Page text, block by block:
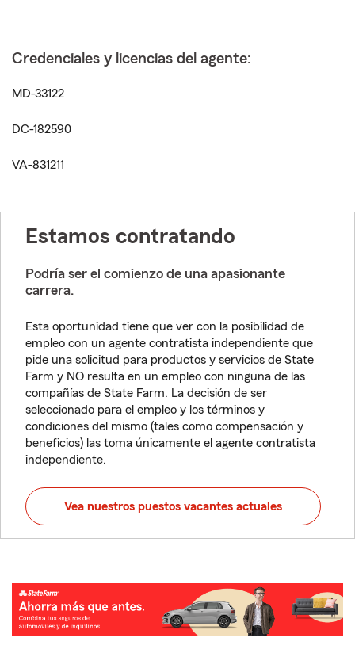
Credenciales y licencias del agente:
MD-33122
DC-182590
VA-831211
Estamos contratando
Podría ser el comienzo de una apasionante
carrera.
Esta oportunidad tiene que ver con la posibilidad de
empleo con un agente contratista independiente que
pide una solicitud para productos y servicios de State
Farm y NO resulta en un empleo con ninguna de las
compañías de State Farm. La decisión de ser
seleccionado para el empleo y los términos y
condiciones del mismo (tales como compensación y
beneficios) las toma únicamente el agente contratista
independiente.
Vea nuestros puestos vacantes actuales